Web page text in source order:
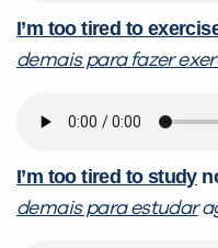
I’m too tired to
demais para fazer
I’m too tired to study
demais para estudar